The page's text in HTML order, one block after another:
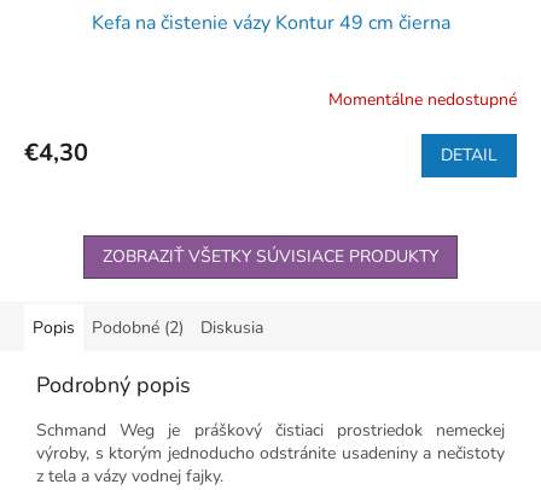
Kefa na čistenie vázy Kontur 49 cm čierna
Momentálne nedostupné
€4,30 DETAIL
ZOBRAZIŤ VŠETKY SÚVISIACE PRODUKTY
Popis Podobné (2) Diskusia
Podrobný popis
Schmand Weg je práškový čistiaci prostriedok nemeckej
výroby, s ktorým jednoducho odstránite usadeniny a nečistoty
z tela a vázy vodnej fajky.